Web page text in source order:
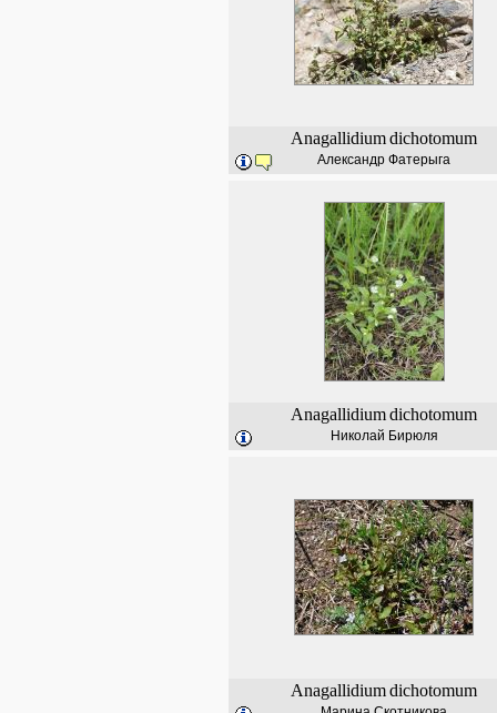
Anagallidiumdichotomum
Александр Фатерыга
Anagallidiumdichotomum
Николай Бирюля
Anagallidiumdichotomum